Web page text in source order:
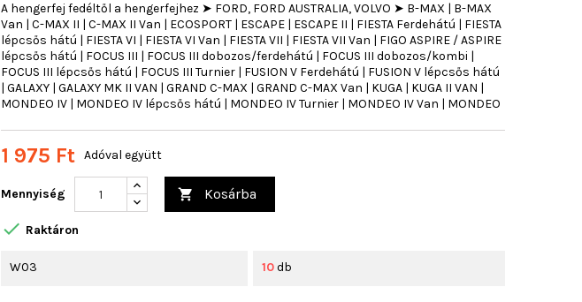
A hengerfej fedéltől a hengerfejhez ➤ FORD, FORD AUSTRALIA, VOLVO ➤ B-MAX | B-MAX
Van | C-MAX II | C-MAX II Van | ECOSPORT | ESCAPE | ESCAPE II | FIESTA Ferdehátú | FIESTA
lépcsős hátú | FIESTA VI | FIESTA VI Van | FIESTA VII | FIESTA VII Van | FIGO ASPIRE / ASPIRE
lépcsős hátú | FOCUS III | FOCUS III dobozos/ferdehátú | FOCUS III dobozos/kombi |
FOCUS III lépcsős hátú | FOCUS III Turnier | FUSION V Ferdehátú | FUSION V lépcsős hátú
| GALAXY | GALAXY MK II VAN | GRAND C-MAX | GRAND C-MAX Van | KUGA | KUGA II VAN |
MONDEO IV | MONDEO IV lépcsős hátú | MONDEO IV Turnier | MONDEO IV Van | MONDEO
1 975 Ft Adóval együtt
Mennyiség  Kosárba
 Raktáron
W03 10db